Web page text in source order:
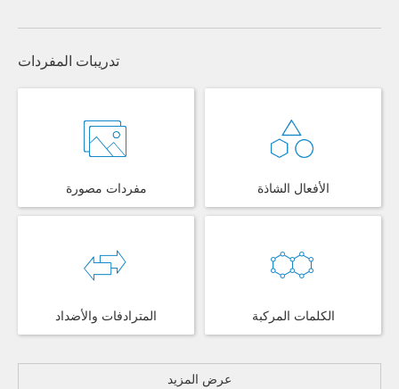
تدريبات المفردات
مفردات مصورة الأفعال الشاذة
المترادفات والأضداد الكلمات المركبة
عرض المزيد